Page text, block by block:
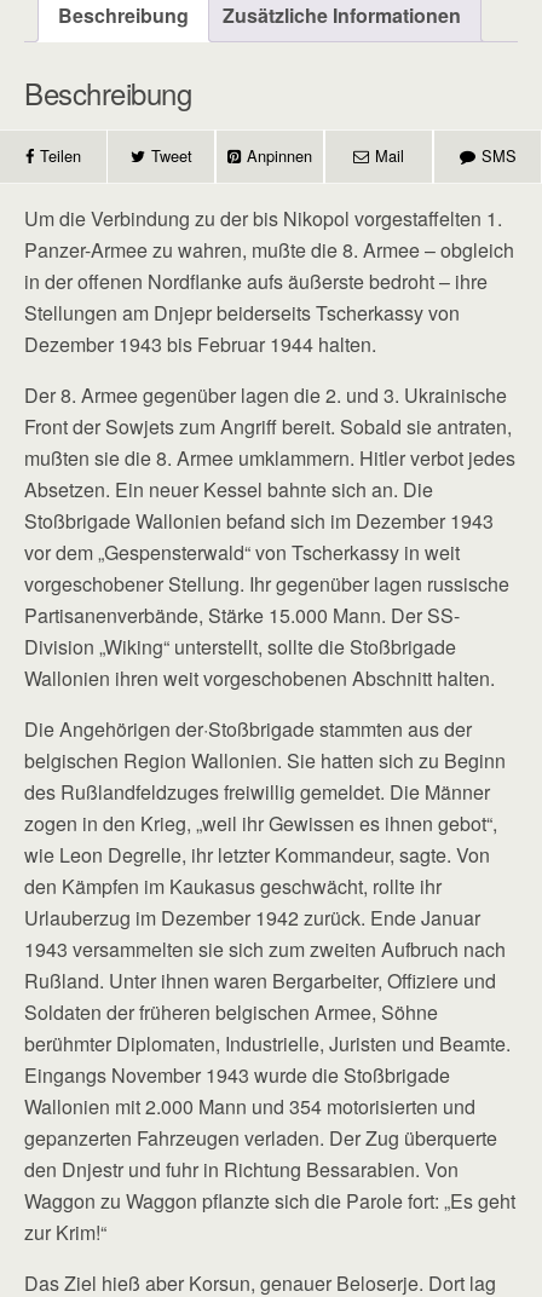
Beschreibung Zusätzliche Informationen
Beschreibung
Teilen Tweet Anpinnen Mail SMS
Um die Verbindung zu der bis Nikopol vorgestaffelten 1.
Panzer-Armee zu wahren, mußte die 8. Armee – obgleich
in der offenen Nordflanke aufs äußerste bedroht – ihre
Stellungen am Dnjepr beiderseits Tscherkassy von
Dezember 1943 bis Februar 1944 halten.
Der 8. Armee gegenüber lagen die 2. und 3. Ukrainische
Front der Sowjets zum Angriff bereit. Sobald sie antraten,
mußten sie die 8. Armee umklammern. Hitler verbot jedes
Absetzen. Ein neuer Kessel bahnte sich an. Die
Stoßbrigade Wallonien befand sich im Dezember 1943
vor dem „Gespensterwald“ von Tscherkassy in weit
vorgeschobener Stellung. Ihr gegenüber lagen russische
Partisanenverbände, Stärke 15.000 Mann. Der SS-
Division „Wiking“ unterstellt, sollte die Stoßbrigade
Wallonien ihren weit vorgeschobenen Abschnitt halten.
Die Angehörigen der·Stoßbrigade stammten aus der
belgischen Region Wallonien. Sie hatten sich zu Beginn
des Rußlandfeldzuges freiwillig gemeldet. Die Männer
zogen in den Krieg, „weil ihr Gewissen es ihnen gebot“,
wie Leon Degrelle, ihr letzter Kommandeur, sagte. Von
den Kämpfen im Kaukasus geschwächt, rollte ihr
Urlauberzug im Dezember 1942 zurück. Ende Januar
1943 versammelten sie sich zum zweiten Aufbruch nach
Rußland. Unter ihnen waren Bergarbeiter, Offiziere und
Soldaten der früheren belgischen Armee, Söhne
berühmter Diplomaten, Industrielle, Juristen und Beamte.
Eingangs November 1943 wurde die Stoßbrigade
Wallonien mit 2.000 Mann und 354 motorisierten und
gepanzerten Fahrzeugen verladen. Der Zug überquerte
den Dnjestr und fuhr in Richtung Bessarabien. Von
Waggon zu Waggon pflanzte sich die Parole fort: „Es geht
zur Krim!“
Das Ziel hieß aber Korsun, genauer Beloserje. Dort lag